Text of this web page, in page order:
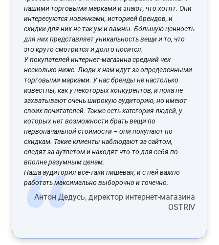
нашими торговыми марками и знают, что хотят. Они
интересуются новинками, историей брендов, и
скидки для них не так уж и важны. Бо́льшую ценность
для них представляет уникальность вещи и то, что
это круто смотрится и долго носится.
У покупателей интернет-магазина средний чек
несколько ниже. Люди к нам идут за определенными
торговыми марками. У нас бренды не настолько
известны, как у некоторых конкурентов, и пока не
захватывают очень широкую аудиторию, но имеют
своих почитателей. Также есть категория людей, у
которых нет возможности брать вещи по
первоначальной стоимости – они покупают по
скидкам. Такие клиенты наблюдают за сайтом,
следят за аутлетом и находят что-то для себя по
вполне разумным ценам.
Наша аудитория все-таки нишевая, и с ней важно
работать максимально выборочно и точечно.
Антон Дедусь, директор интернет-магазина
OSTRIV